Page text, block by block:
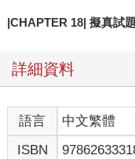
|CHAPTER 18| 擬真試
詳細資料
語言 中文繁體
ISBN